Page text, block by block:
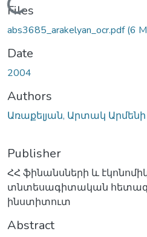
Loading...
Files
abs3685_arakelyan_ocr.pdf(6
Date
2004
Authors
Առաքելյան, Արտակ Արմենի /
Publisher
ՀՀ ֆինանսների և
տնտեսագիտական
ինստիտուտ
Abstract